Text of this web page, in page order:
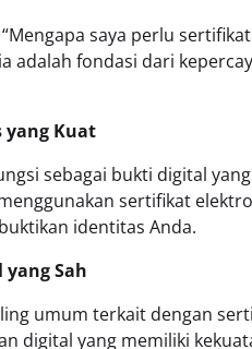
saya perlu
adalah fondasi dari
Kuat
sebagai bukti digital
sertifikat
identitas Anda.
Sah
umum terkait dengan
digital yang memiliki